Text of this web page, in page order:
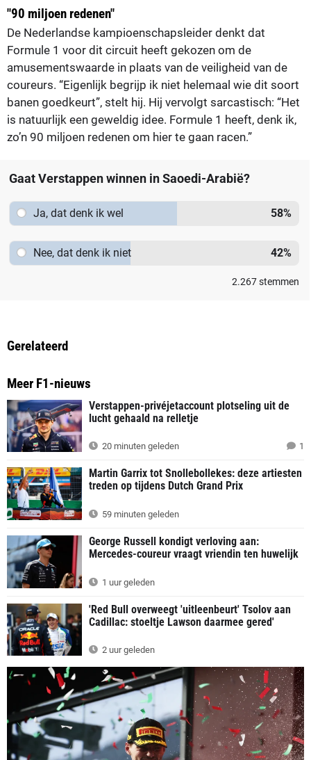
"90 miljoen redenen"
De Nederlandse kampioenschapsleider denkt dat
Formule 1 voor dit circuit heeft gekozen om de
amusementswaarde in plaats van de veiligheid van de
coureurs. “Eigenlijk begrijp ik niet helemaal wie dit soort
banen goedkeurt”, stelt hij. Hij vervolgt sarcastisch: “Het
is natuurlijk een geweldig idee. Formule 1 heeft, denk ik,
zo’n 90 miljoen redenen om hier te gaan racen.”
Gaat Verstappen winnen in Saoedi-Arabië?
Ja, dat denk ik wel 58%
Nee, dat denk ik niet 42%
2.267stemmen
Gerelateerd
Meer F1-nieuws
Verstappen-privéjetaccount plotseling uit de
lucht gehaald na relletje
20 minuten geleden 1
Martin Garrix tot Snollebollekes: deze artiesten
treden op tijdens Dutch Grand Prix
59 minuten geleden
George Russell kondigt verloving aan:
Mercedes-coureur vraagt vriendin ten huwelijk
1 uur geleden
'Red Bull overweegt 'uitleenbeurt' Tsolov aan
Cadillac: stoeltje Lawson daarmee gered'
2 uur geleden